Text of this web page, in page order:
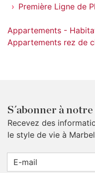
Première Ligne de
Appartements -
Appartements rez de
S´abonner à
Recevez des
le style de vie à